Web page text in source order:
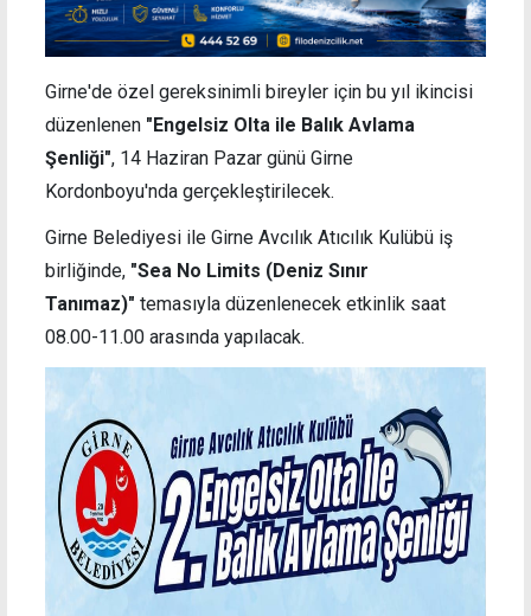
Girne'de özel gereksinimli bireyler için bu yıl ikincisi
düzenlenen "Engelsiz Olta ile Balık Avlama
Şenliği", 14 Haziran Pazar günü Girne
Kordonboyu'nda gerçekleştirilecek.
Girne Belediyesi ile Girne Avcılık Atıcılık Kulübü iş
birliğinde, "Sea No Limits (Deniz Sınır
Tanımaz)" temasıyla düzenlenecek etkinlik saat
08.00-11.00 arasında yapılacak.